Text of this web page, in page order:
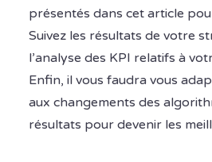
présentés dans cet article
Suivez les résultats de votre
l’analyse des KPI relatifs à
Enfin, il vous faudra vous
aux changements des
résultats pour devenir les